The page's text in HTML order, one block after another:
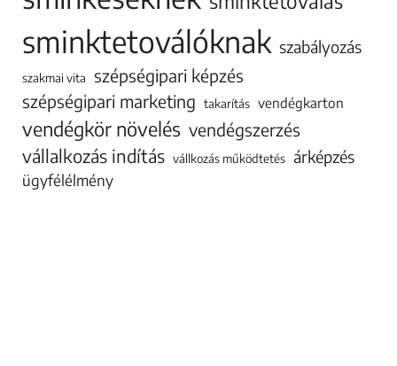
sminktetoválóknak szabályozás
szakmai vita
szépségipari képzés
szépségipari marketing takarítás vendégkarton
vendégkör növelés vendégszerzés
vállalkozás indítás vállkozás működtetés árképzés
ügyfélélmény